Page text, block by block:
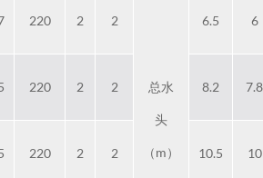
220 2 2
总水
头
（m）
6.5 6
220 2 2 8.2 7.8
220 2 2 10.5 10